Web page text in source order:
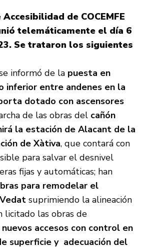
de COCEMFE
telemáticamente el día 6
Se trataron los siguientes
informó de la puesta en
inferior entre andenes en la
dotado con ascensores
de las obras del cañón
la estación de Alacant de la
de Xàtiva, que contará con
para salvar el desnivel
fijas y automáticas; han
para remodelar el
suprimiendo la alineación
licitado las obras de
accesos con control en
superficie y adecuación del